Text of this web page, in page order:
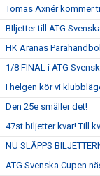
Tomas Axnér kommer
BIljetter till ATG
HK Aranäs
1/8 FINAL i ATG
I helgen kör vi
Den 25e smäller det!
47st biljetter kvar! Till
NU SLÄPPS
ATG Svenska Cupen